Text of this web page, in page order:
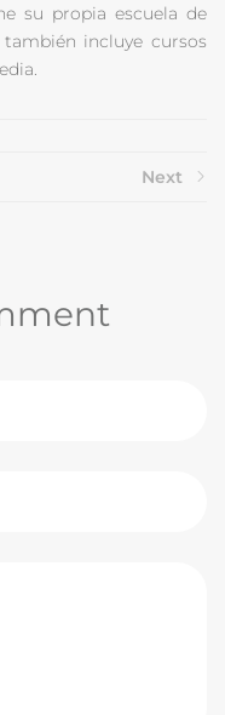
su propia escuela de
incluye cursos
Next